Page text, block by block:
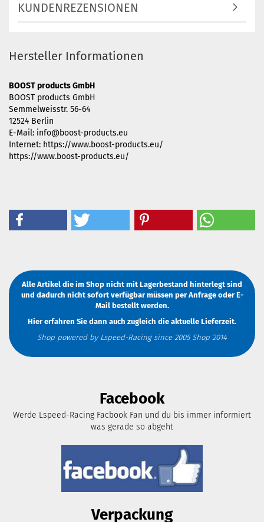
KUNDENREZENSIONEN
Hersteller Informationen
BOOST products GmbH
BOOST products GmbH
Semmelweisstr. 56-64
12524 Berlin
E-Mail: info@boost-products.eu
Internet: https://www.boost-products.eu/
https://www.boost-products.eu/
Alle Artikel die im Shop nicht mit Lagerbestand hinterlegt sind
und dadurch nicht sofort verfügbar müssen per AnfrageoderE-
Mailbestellt werden.
Hier erfahren Sie dann auch zugleich die aktuelle Lieferzeit.
Shop powered by Lspeed-Racing since 2005 Shop 2014
Facebook
Werde Lspeed-Racing Facbook Fan und du bis immer informiert
was gerade so abgeht
Verpackung